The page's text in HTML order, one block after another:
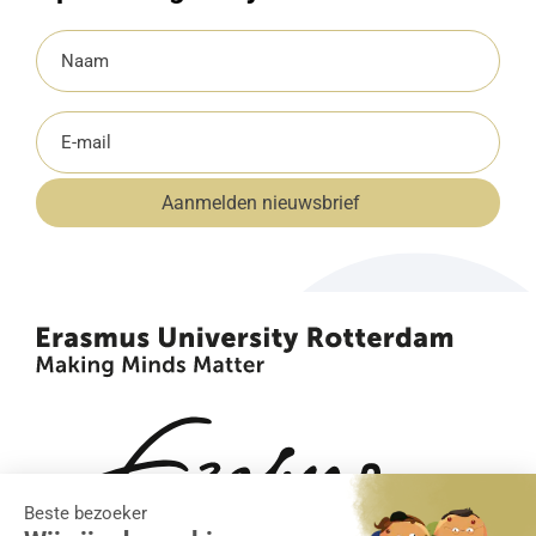
Naam
(Vereist)
E-
mailadres
(Vereist) Aanmelden nieuwsbrief